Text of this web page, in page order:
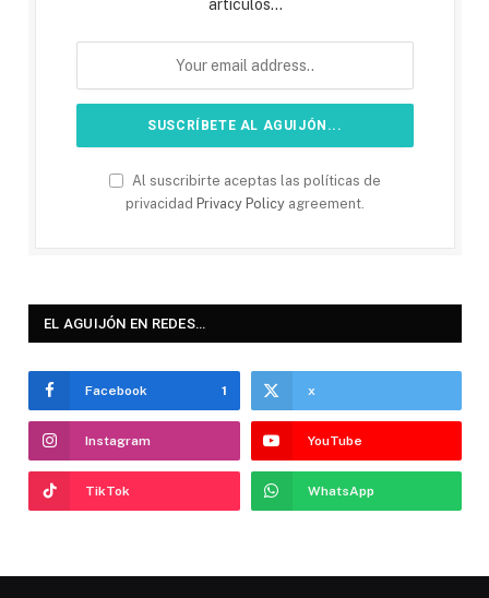
artículos...
Al suscribirte aceptas las políticas de
privacidad Privacy Policy agreement.
EL AGUIJÓN EN REDES…
Facebook 1 x
Instagram YouTube
TikTok WhatsApp